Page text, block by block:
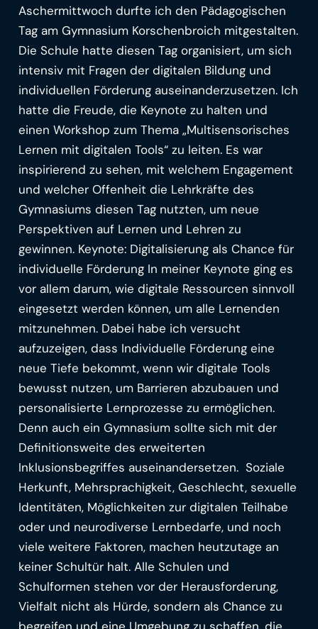
Aschermittwoch durfte ich den Pädagogischen
Tag am Gymnasium Korschenbroich mitgestalten.
Die Schule hatte diesen Tag organisiert, um sich
intensiv mit Fragen der digitalen Bildung und
individuellen Förderung auseinanderzusetzen. Ich
hatte die Freude, die Keynote zu halten und
einen Workshop zum Thema „Multisensorisches
Lernen mit digitalen Tools“ zu leiten. Es war
inspirierend zu sehen, mit welchem Engagement
und welcher Offenheit die Lehrkräfte des
Gymnasiums diesen Tag nutzten, um neue
Perspektiven auf Lernen und Lehren zu
gewinnen. Keynote: Digitalisierung als Chance für
individuelle Förderung In meiner Keynote ging es
vor allem darum, wie digitale Ressourcen sinnvoll
eingesetzt werden können, um alle Lernenden
mitzunehmen. Dabei habe ich versucht
aufzuzeigen, dass Individuelle Förderung eine
neue Tiefe bekommt, wenn wir digitale Tools
bewusst nutzen, um Barrieren abzubauen und
personalisierte Lernprozesse zu ermöglichen.
Denn auch ein Gymnasium sollte sich mit der
Definitionsweite des erweiterten
Inklusionsbegriffes auseinandersetzen. Soziale
Herkunft, Mehrsprachigkeit, Geschlecht, sexuelle
Identitäten, Möglichkeiten zur digitalen Teilhabe
oder und neurodiverse Lernbedarfe, und noch
viele weitere Faktoren, machen heutzutage an
keiner Schultür halt. Alle Schulen und
Schulformen stehen vor der Herausforderung,
Vielfalt nicht als Hürde, sondern als Chance zu